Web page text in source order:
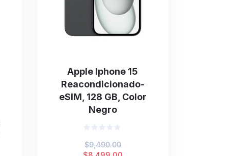
Apple Iphone 15
Reacondicionado-
eSIM, 128 GB, Color
Negro
en
0
$9,490.00